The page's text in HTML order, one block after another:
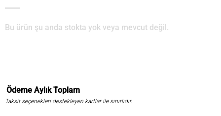
Bu ürün şu anda stokta yok veya mevcut değil.
Ödeme Aylık Toplam
Taksit seçenekleri destekleyen kartlar ile sınırlıdır.